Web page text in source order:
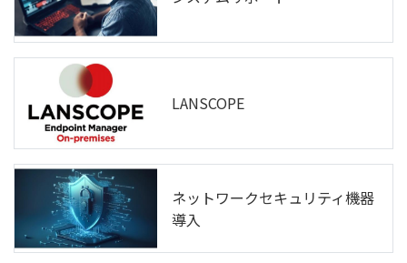
LANSCOPE
ネットワークセキュリティ機器
導入